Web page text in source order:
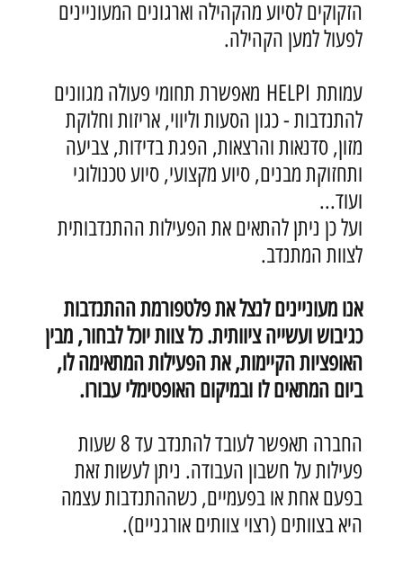
הזקוקים לסיוע מהקהילה וארגונים המעוניינים
לפעול למען הקהילה.
עמותת HELPI מאפשרת תחומי פעולה מגוונים
להתנדבות - כגון הסעות וליווי, אריזות וחלוקת
מזון, סדנאות והרצאות, הפגת בדידות, צביעה
ותחזוקת מבנים, סיוע מקצועי, סיוע טכנולוגי
ועוד...
ועל כן ניתן להתאים את הפעילות ההתנדבותית
לצוות המתנדב.
אנו מעוניינים לנצל את פלטפורמת ההתנדבות
כגיבוש ועשייה ציוותית. כל צוות יוכל לבחור, מבין
האופציות הקיימות, את הפעילות המתאימה לו,
ביום המתאים לו ובמיקום האופטימלי עבורו.
החברה תאפשר לעובד להתנדב עד 8 שעות
פעילות על חשבון העבודה. ניתן לעשות זאת
בפעם אחת או בפעמיים, כשההתנדבות עצמה
היא בצוותים (רצוי צוותים אורגניים).